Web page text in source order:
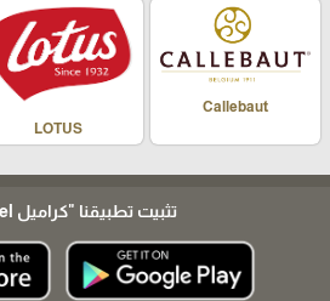
Callebaut
LOTUS
تثبيت تطبيقنا "كراميل Caramel"